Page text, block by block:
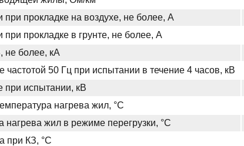
при прокладке на воздухе, не более, А
при прокладке в грунте, не более, А
не более, кА
50 Гц при испытании в течение 4 часов, кВ
при испытании, кВ
нагрева жил, °С
нагрева жил в режиме перегрузки, °С
при КЗ, °С